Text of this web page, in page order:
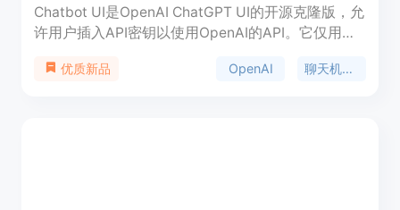
Chatbot UI是OpenAI ChatGPT UI的开源克隆版，允
许用户插入API密钥以使用OpenAI的API。它仅用于
优质新品 OpenAI 聊天机器人